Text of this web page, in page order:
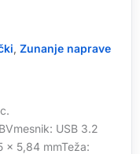
, Zunanje naprave
USB 3.2
x 5,84 mmTeža: